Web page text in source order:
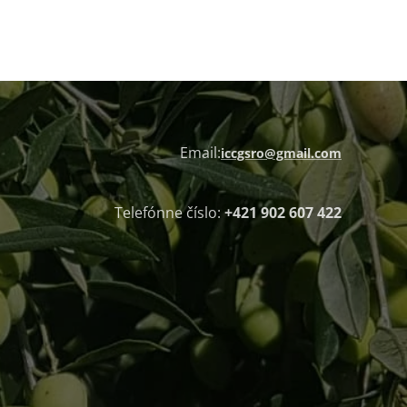
Email:iccgsro@gmail.com
Telefónne číslo: +421 902 607 422